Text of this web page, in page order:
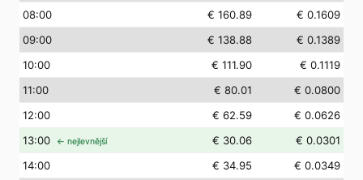
08:00 € 160.89
€ 0.1609
09:00 € 138.88
€ 0.1389
10:00 € 111.90
€ 0.1119
11:00 € 80.01
€ 0.0800
12:00 € 62.59
€ 0.0626
13:00 ← nejlevnější € 30.06
€ 0.0301
14:00 € 34.95
€ 0.0349